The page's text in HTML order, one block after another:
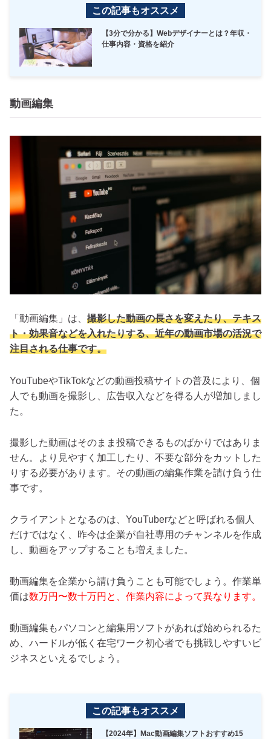
この記事もオススメ
【3分で分かる】Webデザイナーとは？年収・
仕事内容・資格を紹介
動画編集
「動画編集」は、 撮影した動画の長さを変えたり、テキス
ト・効果音などを入れたりする、近年の動画市場の活況で
注目される仕事です。
YouTubeやTikTokなどの動画投稿サイトの普及により、個
人でも動画を撮影し、広告収入などを得る人が増加しまし
た。
撮影した動画はそのまま投稿できるものばかりではありま
せん。より見やすく加工したり、不要な部分をカットした
りする必要があります。その動画の編集作業を請け負う仕
事です。
クライアントとなるのは、YouTuberなどと呼ばれる個人
だけではなく、昨今は企業が自社専用のチャンネルを作成
し、動画をアップすることも増えました。
動画編集を企業から請け負うことも可能でしょう。作業単
価は数万円〜数十万円と、作業内容によって異なります。
動画編集もパソコンと編集用ソフトがあれば始められるた
め、ハードルが低く在宅ワーク初心者でも挑戦しやすいビ
ジネスといえるでしょう。
この記事もオススメ
【2024年】Mac動画編集ソフトおすすめ15